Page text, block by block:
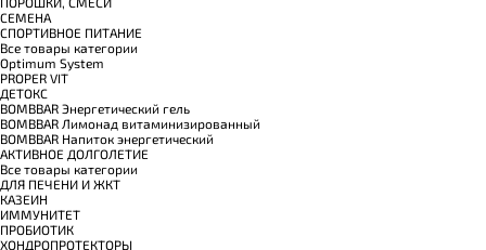
СЕМЕНА
СПОРТИВНОЕ ПИТАНИЕ
Все товары категории
Optimum System
PROPER VIT
ДЕТОКС
BOMBBAR Энергетический гель
BOMBBAR Лимонад витаминизированный
BOMBBAR Напиток энергетический
АКТИВНОЕ ДОЛГОЛЕТИЕ
Все товары категории
ДЛЯ ПЕЧЕНИ И ЖКТ
КАЗЕИН
ИММУНИТЕТ
ПРОБИОТИК
ХОНДРОПРОТЕКТОРЫ